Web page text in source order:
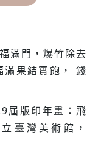
滿門，爆竹除去
滿果結實飽， 錢
屆版印年畫：飛
臺灣美術館，